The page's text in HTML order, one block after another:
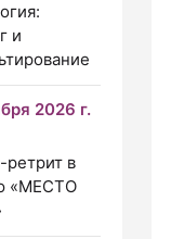
и
2026 г.
ретрит в
«МЕСТО